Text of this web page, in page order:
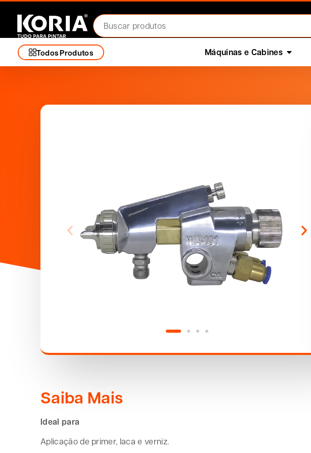
Todos Produtos Máquinas e Cabines
Saiba Mais
Ideal para
Aplicação de primer, laca e verniz.